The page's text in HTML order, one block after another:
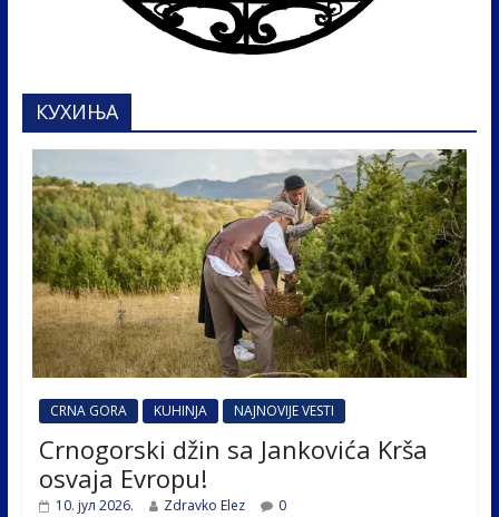
КУХИЊА
CRNA GORA KUHINJA NAJNOVIJE VESTI
Crnogorski džin sa Jankovića Krša
osvaja Evropu!
10. јул 2026. Zdravko Elez 0